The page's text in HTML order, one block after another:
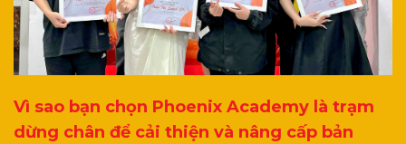
Vì sao bạn chọn Phoenix Academy là trạm
dừng chân để cải thiện và nâng cấp bản